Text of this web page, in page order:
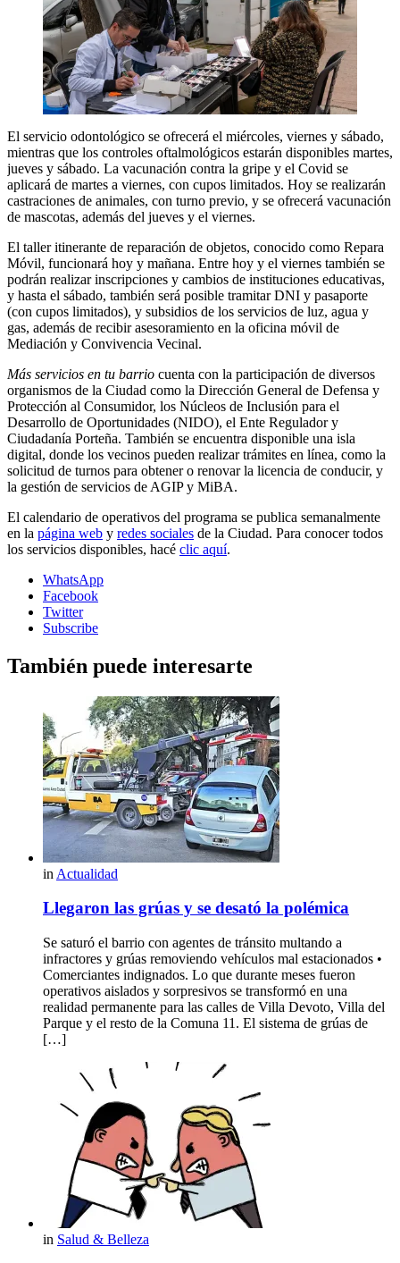
El servicio odontológico se ofrecerá el miércoles, viernes y sábado,
mientras que los controles oftalmológicos estarán disponibles martes,
jueves y sábado. La vacunación contra la gripe y el Covid se
aplicará de martes a viernes, con cupos limitados. Hoy se realizarán
castraciones de animales, con turno previo, y se ofrecerá vacunación
de mascotas, además del jueves y el viernes.
El taller itinerante de reparación de objetos, conocido como Repara
Móvil, funcionará hoy y mañana. Entre hoy y el viernes también se
podrán realizar inscripciones y cambios de instituciones educativas,
y hasta el sábado, también será posible tramitar DNI y pasaporte
(con cupos limitados), y subsidios de los servicios de luz, agua y
gas, además de recibir asesoramiento en la oficina móvil de
Mediación y Convivencia Vecinal.
Más servicios en tu barrio cuenta con la participación de diversos
organismos de la Ciudad como la Dirección General de Defensa y
Protección al Consumidor, los Núcleos de Inclusión para el
Desarrollo de Oportunidades (NIDO), el Ente Regulador y
Ciudadanía Porteña. También se encuentra disponible una isla
digital, donde los vecinos pueden realizar trámites en línea, como la
solicitud de turnos para obtener o renovar la licencia de conducir, y
la gestión de servicios de AGIP y MiBA.
El calendario de operativos del programa se publica semanalmente
en la página web y redes sociales de la Ciudad. Para conocer todos
los servicios disponibles, hacé clic aquí.
WhatsApp
Facebook
Twitter
Subscribe
También puede interesarte
in Actualidad
Llegaron las grúas y se desató la polémica
Se saturó el barrio con agentes de tránsito multando a
infractores y grúas removiendo vehículos mal estacionados •
Comerciantes indignados. Lo que durante meses fueron
operativos aislados y sorpresivos se transformó en una
realidad permanente para las calles de Villa Devoto, Villa del
Parque y el resto de la Comuna 11. El sistema de grúas de
[…]
in Salud & Belleza